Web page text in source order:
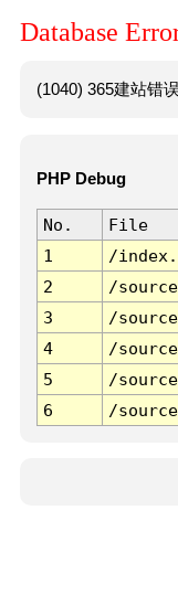
Database
(1040) 365建站错
PHP Debug
No. File
1
/
2
/
3
/
4
/
5
/
6
/